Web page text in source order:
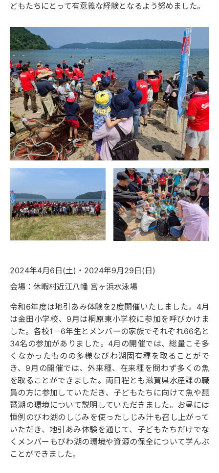
どもたちにとって有意義な経験となるよう努めました。
2024年4月6日(土)・2024年9月29日(日)
会場：休暇村近江八幡 宮ヶ浜水泳場
令和6年度は地引あみ体験を2度開催いたしました。4月
は金田小学校、9月は桐原東小学校に参加を呼びかけま
した。各校1－6年生とメンバーの家族でそれぞれ66名と
34名の参加がありました。4月の開催では、総量こそ多
くなかったものの多様なびわ湖固有種を取ることがで
き、9月の開催では、外来種、在来種を問わず多くの魚
を取ることができました。両日程とも滋賀県水産課の職
員の方に参加していただき、子どもたちに向けて魚や琵
琶湖の環境について説明していただきました。お昼には
恒例のびわ湖のしじみを使ったしじみ汁も召し上がって
いただき、地引あみ体験を通じて、子どもたちだけでな
くメンバーもびわ湖の環境や資源の保全について学んぶ
ことができました。